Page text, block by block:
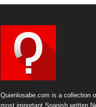
Quienlosabe.com is a collection
most important Spanish written